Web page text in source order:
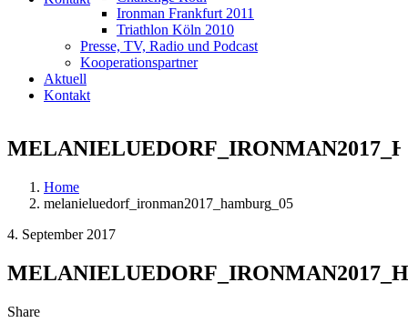
Ironman Frankfurt 2011
Triathlon Köln 2010
Presse, TV, Radio und Podcast
Kooperationspartner
Aktuell
Kontakt
Home
melanieluedorf_ironman2017_hamburg_05
4. September 2017
Share